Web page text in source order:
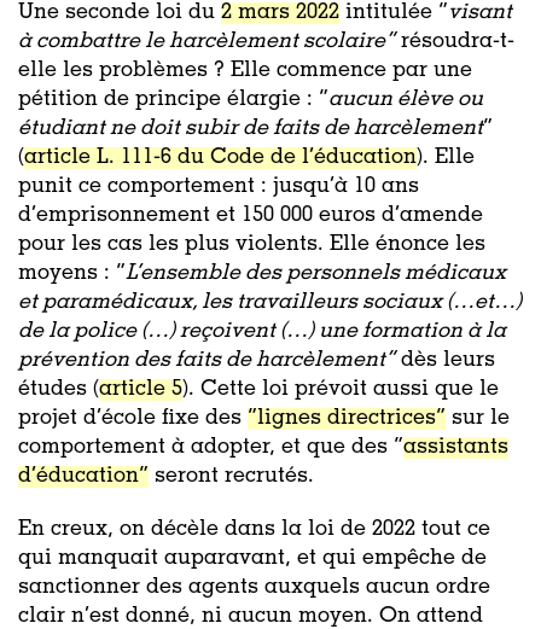
Une seconde loi du 2 mars 2022 intitulée “visant
à combattre le harcèlement scolaire”résoudra-t-
elle les problèmes ? Elle commence par une
pétition de principe élargie : “aucun élève ou
étudiant ne doit subir de faits de harcèlement”
(article L. 111-6 du Code de l’éducation). Elle
punit ce comportement : jusqu’à 10 ans
d’emprisonnement et 150 000 euros d’amende
pour les cas les plus violents. Elle énonce les
moyens : “L’ensemble des personnels médicaux
et paramédicaux, les travailleurs sociaux (…et…)
de la police (…) reçoivent (…) une formation à la
prévention des faits de harcèlement”dès leurs
études (article 5). Cette loi prévoit aussi que le
projet d’école fixe des “lignes directrices” sur le
comportement à adopter, et que des “assistants
d’éducation” seront recrutés.
En creux, on décèle dans la loi de 2022 tout ce
qui manquait auparavant, et qui empêche de
sanctionner des agents auxquels aucun ordre
clair n’est donné, ni aucun moyen. On attend